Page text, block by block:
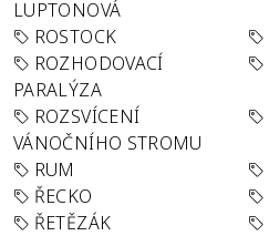
LUPTONOVÁ
ROSTOCK
ROZHODOVACÍ
PARALÝZA
ROZSVÍCENÍ
VÁNOČNÍHO STROMU
RUM
ŘECKO
ŘETĚZÁK